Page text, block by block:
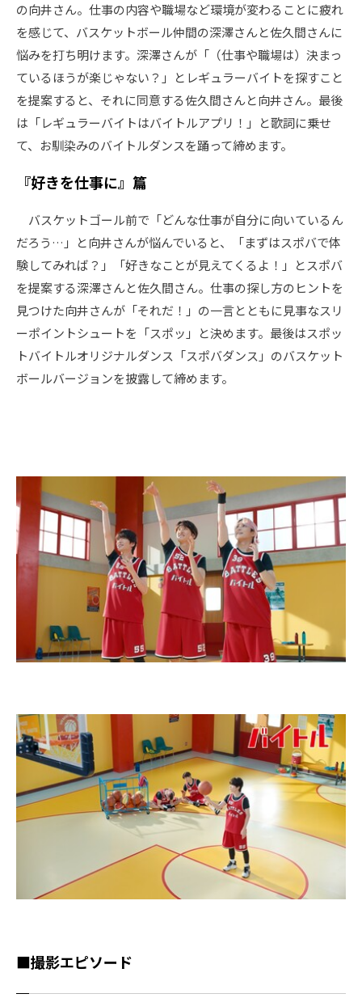
の向井さん。仕事の内容や職場など環境が変わることに疲れ
を感じて、バスケットボール仲間の深澤さんと佐久間さんに
悩みを打ち明けます。深澤さんが「（仕事や職場は）決まっ
ているほうが楽じゃない？」とレギュラーバイトを探すこと
を提案すると、それに同意する佐久間さんと向井さん。最後
は「レギュラーバイトはバイトルアプリ！」と歌詞に乗せ
て、お馴染みのバイトルダンスを踊って締めます。
『好きを仕事に』篇
バスケットゴール前で「どんな仕事が自分に向いているん
だろう…」と向井さんが悩んでいると、「まずはスポバで体
験してみれば？」「好きなことが見えてくるよ！」とスポバ
を提案する深澤さんと佐久間さん。仕事の探し方のヒントを
見つけた向井さんが「それだ！」の一言とともに見事なスリ
ーポイントシュートを「スポッ」と決めます。最後はスポッ
トバイトルオリジナルダンス「スポバダンス」のバスケット
ボールバージョンを披露して締めます。
■撮影エピソード